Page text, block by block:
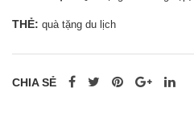
-
0962
THẺ: quà tặng du lịch
CHIA SẺ